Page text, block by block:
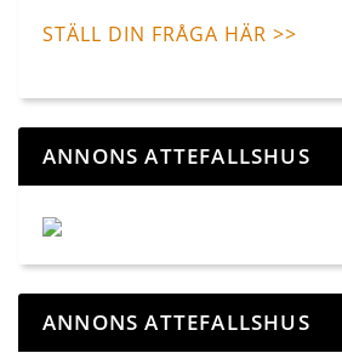
STÄLL DIN FRÅGA HÄR >>
ANNONS ATTEFALLSHUS
ANNONS ATTEFALLSHUS